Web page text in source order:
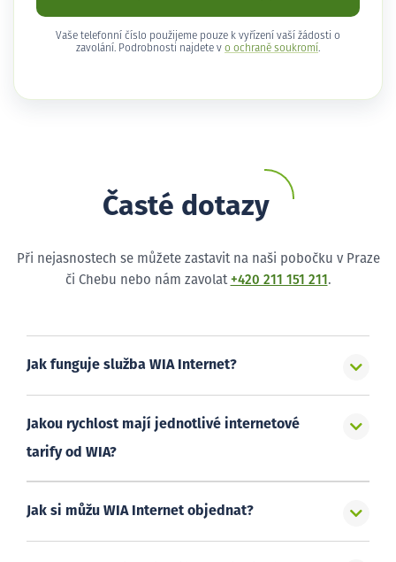
Vaše telefonní číslo použijeme pouze k vyřízení vaší žádosti o
zavolání. Podrobnosti najdete v o ochraně soukromí .
Časté dotazy
Při nejasnostech se můžete zastavit na naši pobočku v Praze
či Chebu nebo nám zavolat +420 211 151 211 .
Jak funguje služba WIA Internet?
Jakou rychlost mají jednotlivé internetové
tarify od WIA?
Jak si můžu WIA Internet objednat?